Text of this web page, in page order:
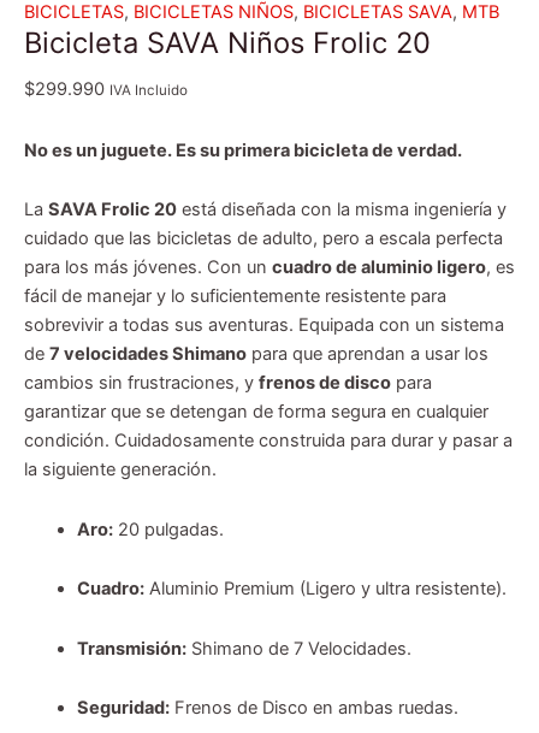
BICICLETAS, BICICLETAS NIÑOS, BICICLETAS SAVA, MTB
Bicicleta SAVA Niños Frolic 20
$299.990 IVA Incluido
No es un juguete. Es su primera bicicleta de verdad.
La SAVA Frolic 20 está diseñada con la misma ingeniería y
cuidado que las bicicletas de adulto, pero a escala perfecta
para los más jóvenes. Con un cuadro de aluminio ligero, es
fácil de manejar y lo suficientemente resistente para
sobrevivir a todas sus aventuras. Equipada con un sistema
de 7 velocidades Shimano para que aprendan a usar los
cambios sin frustraciones, y frenos de disco para
garantizar que se detengan de forma segura en cualquier
condición. Cuidadosamente construida para durar y pasar a
la siguiente generación.
Aro:20 pulgadas.
Cuadro:Aluminio Premium (Ligero y ultra resistente).
Transmisión:Shimano de 7 Velocidades.
Seguridad:Frenos de Disco en ambas ruedas.